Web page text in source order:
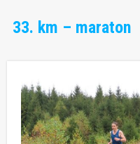
33. km – maraton